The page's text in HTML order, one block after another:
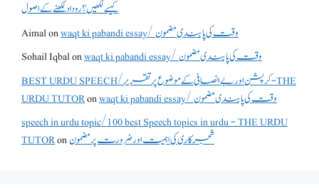
کیسے لکھیں؟ روداد لکھنے کے اصول
Aimalon
waqt ki pabandi essay/ وقت کی پابندی مضمون
Sohail Iqbalon
waqt ki pabandi essay/ وقت کی پابندی مضمون
BEST URDU SPEECH/کرپشن اور بے انصافی کے موضوع پر تقریر - THE
URDU TUTORon
waqt ki pabandi essay/ وقت کی پابندی مضمون
speech in urdu topic/100 best Speech topics in urdu - THE URDU
TUTORonشجرکاری کی اہمیت اور ضرورت پر مضمون